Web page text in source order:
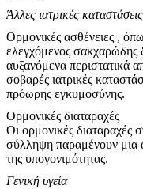
Άλλες ιατρικές καταστάσεις
Ορμονικές ασθένειες ,
ελεγχόμενος σακχαρώδης
αυξανόμενα περιστατικά
σοβαρές ιατρικές
πρόωρης εγκυμοσύνης.
Ορμονικές διαταραχές
Οι ορμονικές διαταραχές
σύλληψη παραμένουν μια
της υπογονιμότητας.
Γενική υγεία